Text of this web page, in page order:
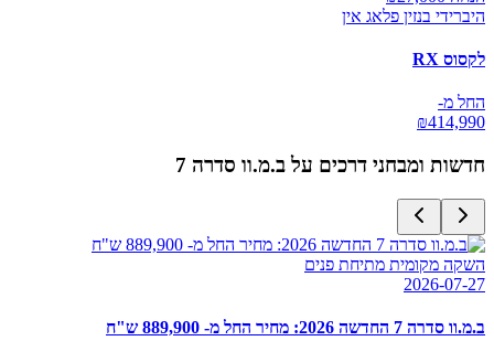
היברידי בנזין פלאג אין
לקסוס RX
החל מ-
₪414,990
חדשות ומבחני דרכים על ב.מ.וו סדרה 7
השקה מקומית מתיחת פנים
2026-07-27
ב.מ.וו סדרה 7 החדשה 2026: מחיר החל מ- 889,900 ש"ח